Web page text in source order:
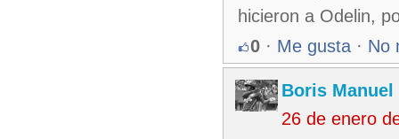
hicieron a Odelin,
0 · Me gusta · No
Boris Manuel
26 de enero